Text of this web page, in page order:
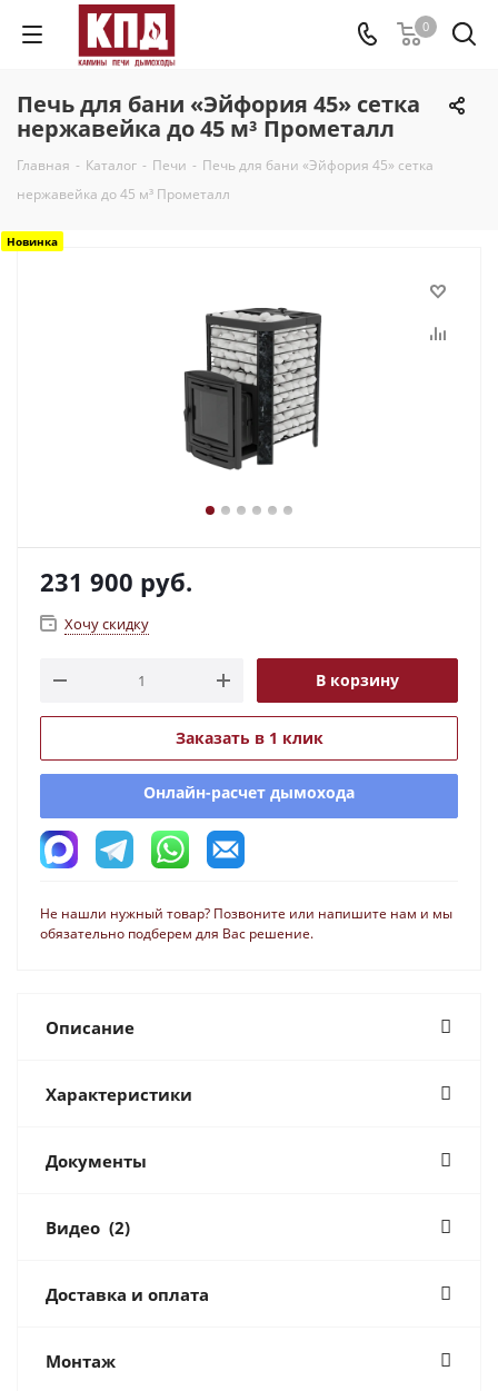
0
Печь для бани «Эйфория 45» сетка
нержавейка до 45 м³ Прометалл
Главная - Каталог - Печи - Печь для бани «Эйфория 45» сетка
нержавейка до 45 м³ Прометалл
Новинка
231 900 руб.
Хочу скидку
В корзину
Заказать в 1 клик
Онлайн-расчет дымохода
Не нашли нужный товар? Позвоните или напишите нам и мы
обязательно подберем для Вас решение.
Описание
Характеристики
Документы
Видео (2)
Доставка и оплата
Монтаж